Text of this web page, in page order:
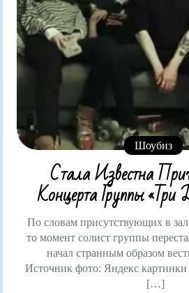
Шоубиз
Стала Известна
Концерта Группы
По словам присутствующих в
то момент солист группы
начал странным образом
Источник фото: Яндекс картинки
[…]